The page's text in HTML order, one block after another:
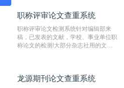
检测速度快、精度高，市场反映良好。
职称评审论文查重系统
职称评审论文检测系统针对编辑部来
稿，已发表的文献，学校、事业单位职
称论文的检测!大部分杂志社用的文献
编辑部检测来稿和已发表的文献,检测
龙源期刊论文查重系统